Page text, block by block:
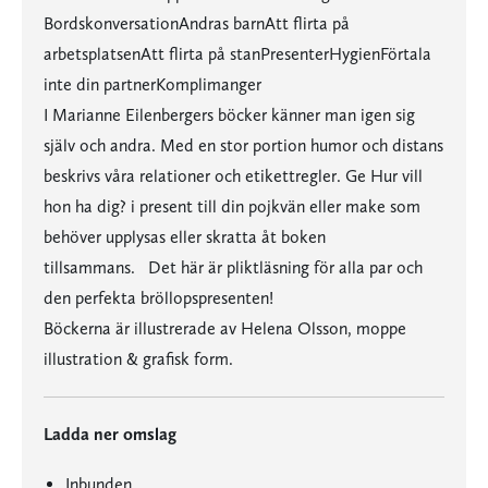
BordskonversationAndras barnAtt flirta på
arbetsplatsenAtt flirta på stanPresenterHygienFörtala
inte din partnerKomplimanger
I Marianne Eilenbergers böcker känner man igen sig
själv och andra. Med en stor portion humor och distans
beskrivs våra relationer och etikettregler. Ge Hur vill
hon ha dig? i present till din pojkvän eller make som
behöver upplysas eller skratta åt boken
tillsammans. Det här är pliktläsning för alla par och
den perfekta bröllopspresenten!
Böckerna är illustrerade av Helena Olsson, moppe
illustration & grafisk form.
Ladda ner omslag